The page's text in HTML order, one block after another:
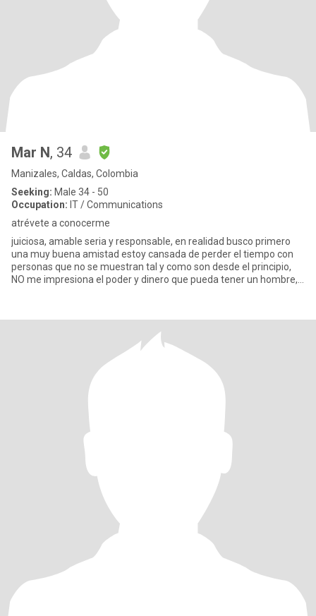
Mar N, 34
Manizales, Caldas, Colombia
Seeking: Male 34 - 50
Occupation: IT / Communications
atrévete a conocerme
juiciosa, amable seria y responsable, en realidad busco primero
una muy buena amistad estoy cansada de perder el tiempo con
personas que no se muestran tal y como son desde el principio,
NO me impresiona el poder y dinero que pueda tener un hombre,